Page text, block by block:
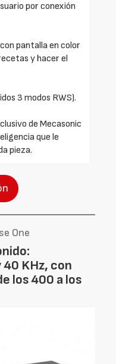
por conexión
pantalla en color
y hacer el
3 modos RWS).
de Mecasonic
que le
pieza.
One
KHz, con
los 400 a los